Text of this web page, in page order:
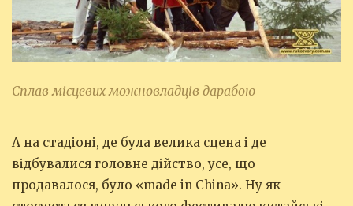
Сплав місцевих можновладців дарабою
А на стадіоні, де була велика сцена і де
відбувалися головне дійство, усе, що
продавалося, було «made in China». Ну як